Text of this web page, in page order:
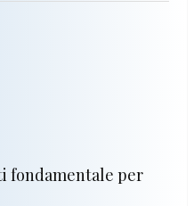
fondamentale per